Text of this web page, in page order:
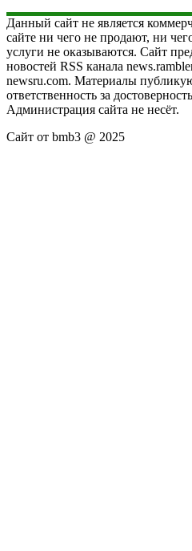
Данный сайт не является
сайте ни чего не продают, ни
услуги не оказываются. Сайт
новостей RSS канала
newsru.com. Материалы
ответственность за
Администрация сайта не несёт.
Сайт от bmb3 @ 2025